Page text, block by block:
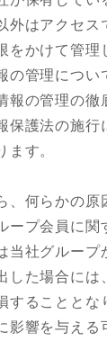
外はアクセ
をかけて管理
の管理につい
報の管理の徹
保護法の施行
す。
、何らかの
ープ会員に関
当社グループ
した場合に
することと
影響を与える